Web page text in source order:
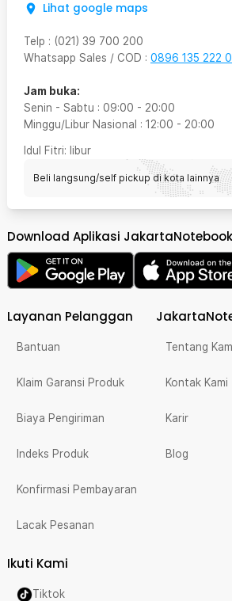
Lihat google maps
Telp : (021) 39 700 200
Whatsapp Sales / COD : 0896 135 222
Jam buka:
Senin - Sabtu : 09:00 - 20:00
Minggu/Libur Nasional : 12:00 - 20:00
Idul Fitri: libur
Beli langsung/self pickup di kota lainnya
Download Aplikasi JakartaNotebook
Layanan Pelanggan
Bantuan
Klaim Garansi Produk
Biaya Pengiriman
Indeks Produk
Konfirmasi Pembayaran
Lacak Pesanan
Tentang
Kontak Kami
Karir
Blog
Ikuti Kami
Tiktok